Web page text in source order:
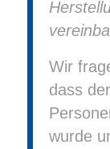
Wir
dass
wurde